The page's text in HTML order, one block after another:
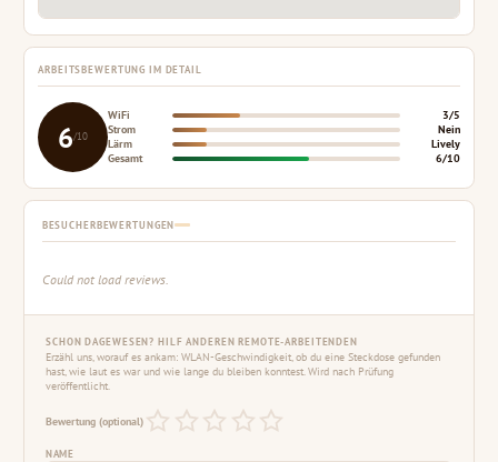
ARBEITSBEWERTUNG IM DETAIL
6/10
WiFi
3/5
Strom
Nein
Lärm
Lively
Gesamt
6/10
BESUCHERBEWERTUNGEN
Could not load reviews.
SCHON DAGEWESEN? HILF ANDEREN REMOTE-ARBEITENDEN
Erzähl uns, worauf es ankam: WLAN-Geschwindigkeit, ob du eine Steckdose gefunden
hast, wie laut es war und wie lange du bleiben konntest. Wird nach Prüfung
veröffentlicht.
Bewertung (optional)
NAME